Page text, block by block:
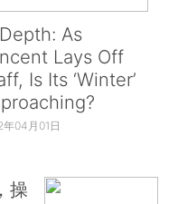
As
Lays Off
Is Its ‘Winter’
年04月01日
操